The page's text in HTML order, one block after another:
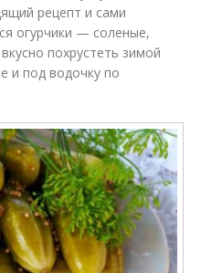
рецепт и сами
огурчики — соленые,
похрустеть зимой
и под водочку по